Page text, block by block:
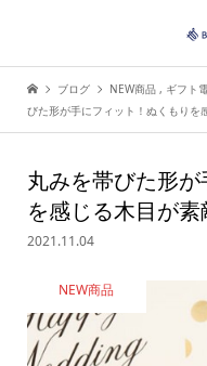
ブログ NEW商品 , ギフト
びた形が手にフィット！ぬくもりを
丸みを帯びた形
を感じる木目が
2021.11.04
NEW商品